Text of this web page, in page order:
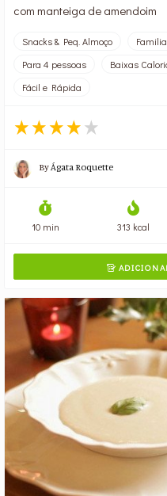
com manteiga de amendoim
Snacks & Peq. Almoço
Para 4 pessoas
Baixas
Fácil e Rápida
By Ágata Roquette
10 min 313 kcal
